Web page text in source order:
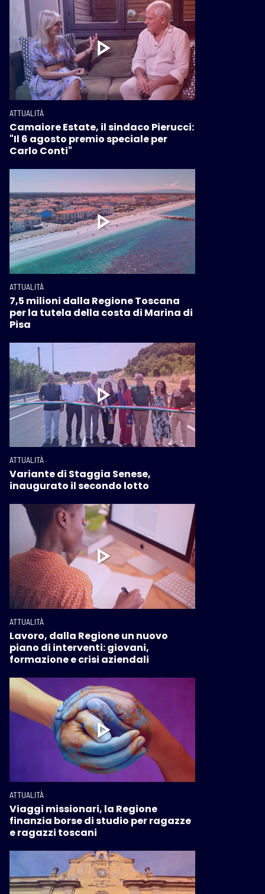
ATTUALITÀ
Camaiore Estate, il sindaco Pierucci:
"Il 6 agosto premio speciale per
Carlo Conti"
ATTUALITÀ
7,5 milioni dalla Regione Toscana
per la tutela della costa di Marina di
Pisa
ATTUALITÀ
Variante di Staggia Senese,
inaugurato il secondo lotto
ATTUALITÀ
Lavoro, dalla Regione un nuovo
piano di interventi: giovani,
formazione e crisi aziendali
ATTUALITÀ
Viaggi missionari, la Regione
finanzia borse di studio per ragazze
e ragazzi toscani